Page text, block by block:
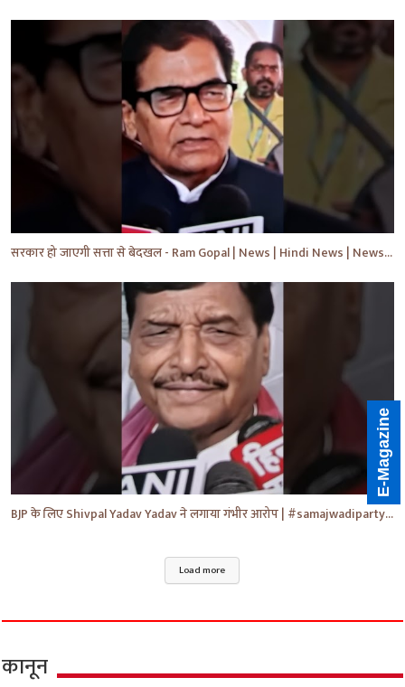
सरकार हो जाएगी सत्ता से बेदखल - Ram Gopal | News | Hindi News | News Today | #shorts #ytshorts #yt
BJP के लिए Shivpal Yadav Yadav ने लगाया गंभीर आरोप | #samajwadiparty | Akhilesh Yadav | #shorts #yt
Load more
कानून
E-Magazine